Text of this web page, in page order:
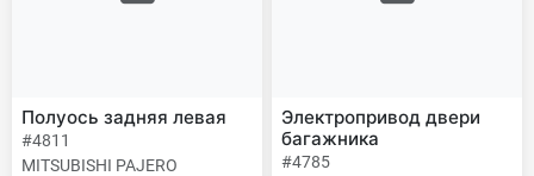
Полуось задняя левая
#4811
MITSUBISHI PAJERO
Электропривод двери
багажника
#4785